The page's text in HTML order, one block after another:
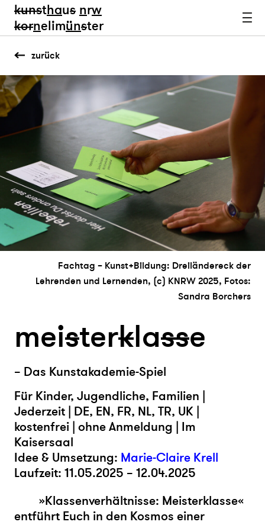
kunsthaus nrw
kornelimünster
zurück
Fachtag – Kunst+Bildung: Dreiländereck der
Lehrenden und Lernenden, (c) KNRW 2025, Fotos:
Sandra Borchers
meisterklasse
– Das Kunstakademie-Spiel
Für Kinder, Jugendliche, Familien |
Jederzeit | DE, EN, FR, NL, TR, UK |
kostenfrei | ohne Anmeldung | Im
Kaisersaal
Idee & Umsetzung: Marie-Claire Krell
Laufzeit: 11.05.2025 – 12.04.2025
»Klassenverhältnisse: Meisterklasse«
entführt Euch in den Kosmos einer